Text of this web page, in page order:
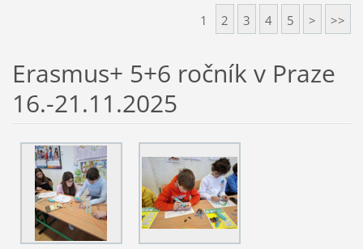
1 2 3 4 5 > >>
Erasmus+ 5+6 ročník v Praze
16.-21.11.2025